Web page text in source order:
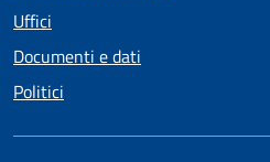
Uffici
Documenti e dati
Politici